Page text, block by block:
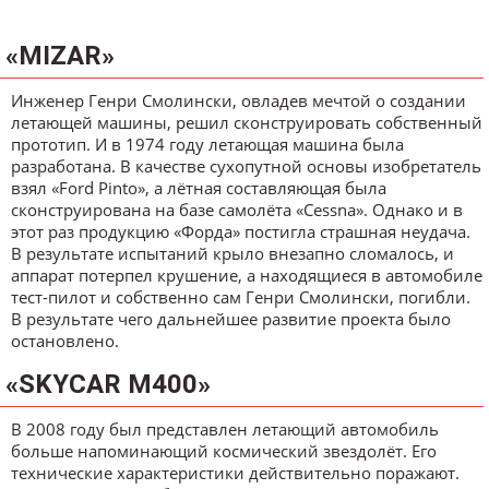
«MIZAR»
Инженер Генри Смолински, овладев мечтой о создании
летающей машины, решил сконструировать собственный
прототип. И в 1974 году летающая машина была
разработана. В качестве сухопутной основы изобретатель
взял «Ford Pinto», а лётная составляющая была
сконструирована на базе самолёта «Cessna». Однако и в
этот раз продукцию «Форда» постигла страшная неудача.
В результате испытаний крыло внезапно сломалось, и
аппарат потерпел крушение, а находящиеся в автомобиле
тест-пилот и собственно сам Генри Смолински, погибли.
В результате чего дальнейшее развитие проекта было
остановлено.
«SKYCAR M400»
В 2008 году был представлен летающий автомобиль
больше напоминающий космический звездолёт. Его
технические характеристики действительно поражают.